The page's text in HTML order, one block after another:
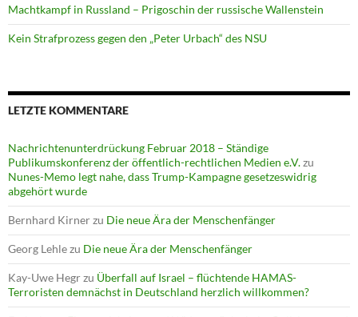
Machtkampf in Russland – Prigoschin der russische Wallenstein
Kein Strafprozess gegen den „Peter Urbach“ des NSU
LETZTE KOMMENTARE
Nachrichtenunterdrückung Februar 2018 – Ständige
Publikumskonferenz der öffentlich-rechtlichen Medien e.V.zu
Nunes-Memo legt nahe, dass Trump-Kampagne gesetzeswidrig
abgehört wurde
Bernhard Kirnerzu Die neue Ära der Menschenfänger
Georg Lehlezu Die neue Ära der Menschenfänger
Kay-Uwe Hegrzu Überfall auf Israel – flüchtende HAMAS-
Terroristen demnächst in Deutschland herzlich willkommen?